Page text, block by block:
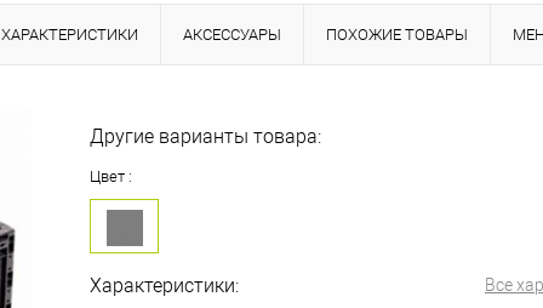
ХАРАКТЕРИСТИКИ АКСЕССУАРЫ ПОХОЖИЕ ТОВАРЫ
Другие варианты товара:
Цвет :
Характеристики: Все